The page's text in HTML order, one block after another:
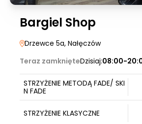
Bargiel Shop
Drzewce 5a, Nałęczów
Teraz zamknięteDzisiaj:08:00-
STRZYŻENIE METODĄ FADE/ SKI
N FADE
STRZYŻENIE KLASYCZNE